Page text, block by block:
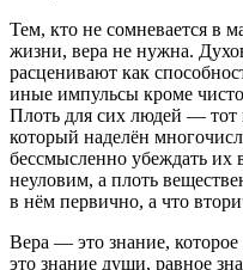
Тем, кто не сомневается в
жизни, вера не нужна.
расценивают как
иные импульсы кроме
Плоть для сих людей —
который наделён
бессмысленно убеждать их
неуловим, а плоть
в нём первично, а что
Вера — это знание,
это знание души, равное